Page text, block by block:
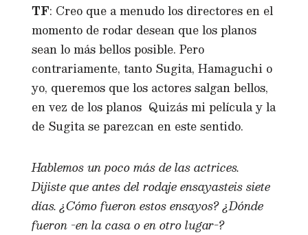
TF: Creo que a menudo los directores en el
momento de rodar desean que los planos
sean lo más bellos posible. Pero
contrariamente, tanto Sugita, Hamaguchi o
yo, queremos que los actores salgan bellos,
en vez de los planos Quizás mi película y la
de Sugita se parezcan en este sentido.
Hablemos un poco más de las actrices.
Dijiste que antes del rodaje ensayasteis siete
días. ¿Cómo fueron estos ensayos? ¿Dónde
fueron -en la casa o en otro lugar-?